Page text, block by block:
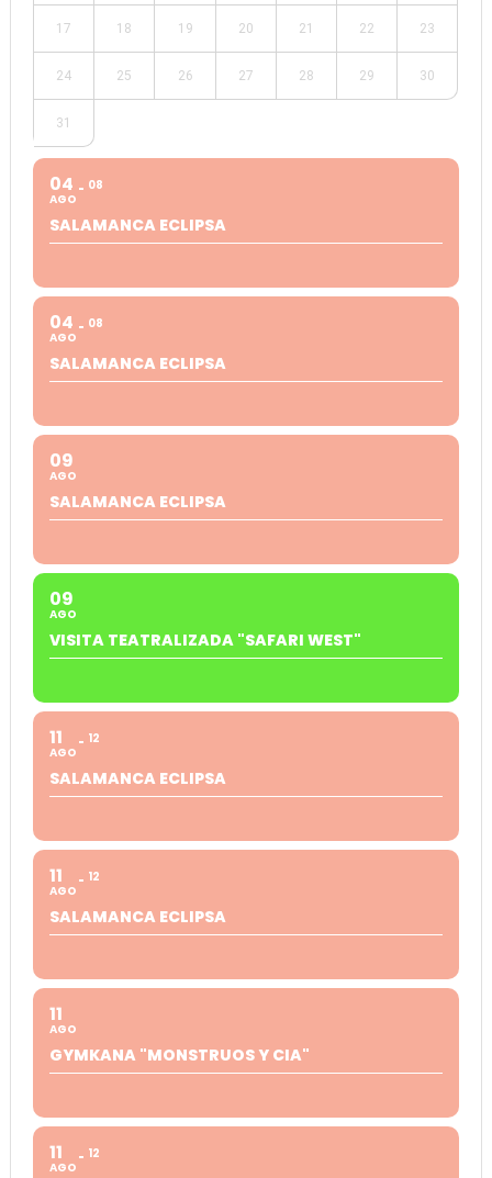
17 18 19 20 21 22 23
24 25 26 27 28 29 30
31
04
AGO
08
SALAMANCA ECLIPSA
04
AGO
08
SALAMANCA ECLIPSA
09
AGO
SALAMANCA ECLIPSA
09
AGO
VISITA TEATRALIZADA "SAFARI WEST"
11
AGO
12
SALAMANCA ECLIPSA
11
AGO
12
SALAMANCA ECLIPSA
11
AGO
GYMKANA "MONSTRUOS Y CIA"
11
AGO
12